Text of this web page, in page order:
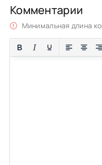
Комментарии
Минимальная длина